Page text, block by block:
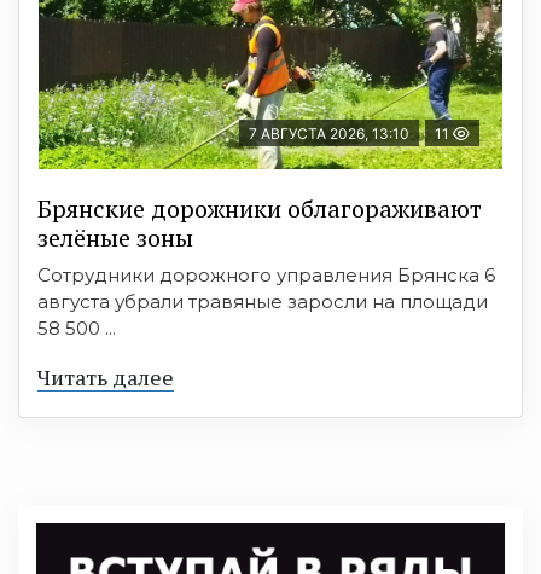
7 АВГУСТА 2026, 13:10 11
Брянские дорожники облагораживают
зелёные зоны
Сотрудники дорожного управления Брянска 6
августа убрали травяные заросли на площади
58 500 ...
Читать далее